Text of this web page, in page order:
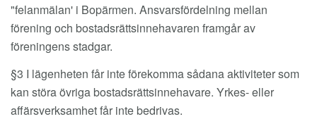
"felanmälan' i Bopärmen. Ansvarsfördelning mellan
förening och bostadsrättsinnehavaren framgår av
föreningens stadgar.
§3 I lägenheten får inte förekomma sådana aktiviteter som
kan störa övriga bostadsrättsinnehavare. Yrkes- eller
affärsverksamhet får inte bedrivas.